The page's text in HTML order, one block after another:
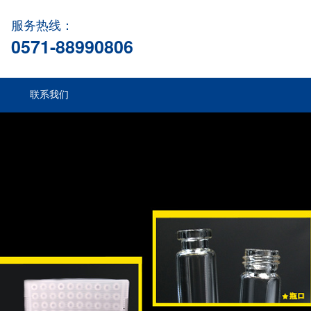
服务热线：
0571-88990806
联系我们